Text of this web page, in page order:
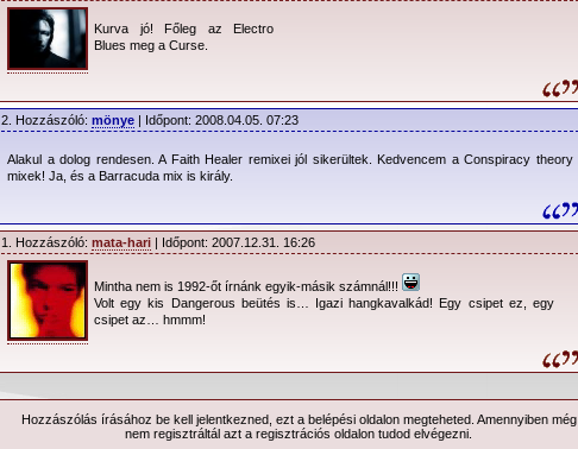
Kurva jó! Főleg az Electro
Blues meg a Curse.
2. Hozzászóló: mönye | Időpont: 2008.04.05. 07:23
Alakul a dolog rendesen. A Faith Healer remixei jól sikerültek. Kedvencem a Conspiracy theory
mixek! Ja, és a Barracuda mix is király.
1. Hozzászóló: mata-hari | Időpont: 2007.12.31. 16:26
Mintha nem is 1992-őt írnánk egyik-másik számnál!!!
Volt egy kis Dangerous beütés is… Igazi hangkavalkád! Egy csipet ez, egy
csipet az… hmmm!
Hozzászólás írásához be kell jelentkezned, ezt a belépésioldalon megteheted. Amennyiben még
nem regisztráltál azt a regisztrációs oldalon tudod elvégezni.